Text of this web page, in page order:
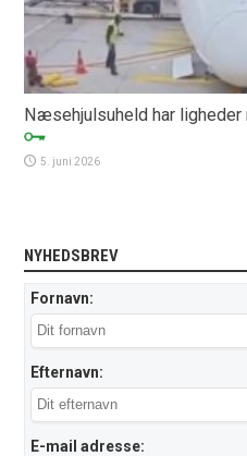
Næsehjulsuheld har
5. juni 2026
NYHEDSBREV
Fornavn:
Efternavn:
E-mail adresse: